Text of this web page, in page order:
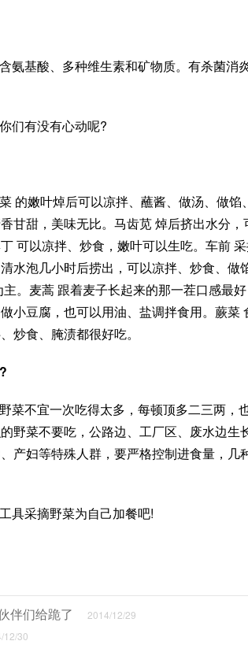
氨基酸、多种维生素和矿物质。有杀菌消
们有没有心动呢?
的嫩叶焯后可以凉拌、蘸酱、做汤、做馅
甘甜，美味无比。马齿苋 焯后挤出水分，
可以凉拌、炒食，嫩叶可以生吃。车前
水泡几小时后捞出，可以凉拌、炒食、做
。麦蒿 跟着麦子长起来的那一茬口感最
小豆腐，也可以用油、盐调拌食用。蕨菜
炒食、腌渍都很好吃。
菜不宜一次吃得太多，每顿顶多二三两，
野菜不要吃，公路边、工厂区、废水边生
产妇等特殊人群，要严格控制进食量，几
具采摘野菜为自己加餐吧!
伴们给跪了 2014/12/29
12/30